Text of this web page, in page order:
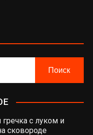
с луком и
сковороде